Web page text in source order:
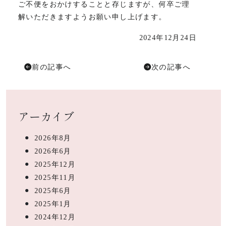
ご不便をおかけすることと存じますが、何卒ご理
解いただきますようお願い申し上げます。
2024年12月24日
前の記事へ 次の記事へ
アーカイブ
2026年8月
2026年6月
2025年12月
2025年11月
2025年6月
2025年1月
2024年12月